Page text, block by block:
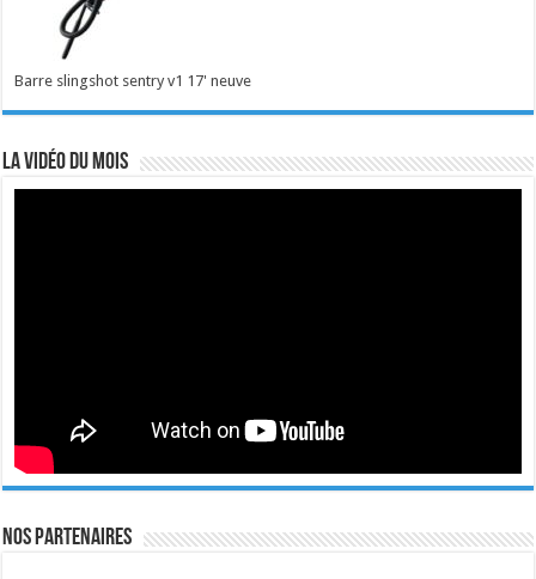
Barre slingshot sentry v1 17' neuve
La vidéo du mois
Nos Partenaires